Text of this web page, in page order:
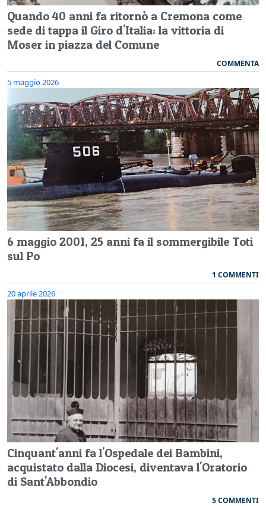
Quando 40 anni fa ritornò a Cremona come
sede di tappa il Giro d'Italia: la vittoria di
Moser in piazza del Comune
COMMENTA
5 maggio 2026
6 maggio 2001, 25 anni fa il sommergibile Toti
sul Po
1 COMMENTI
20 aprile 2026
Cinquant'anni fa l'Ospedale dei Bambini,
acquistato dalla Diocesi, diventava l'Oratorio
di Sant'Abbondio
5 COMMENTI